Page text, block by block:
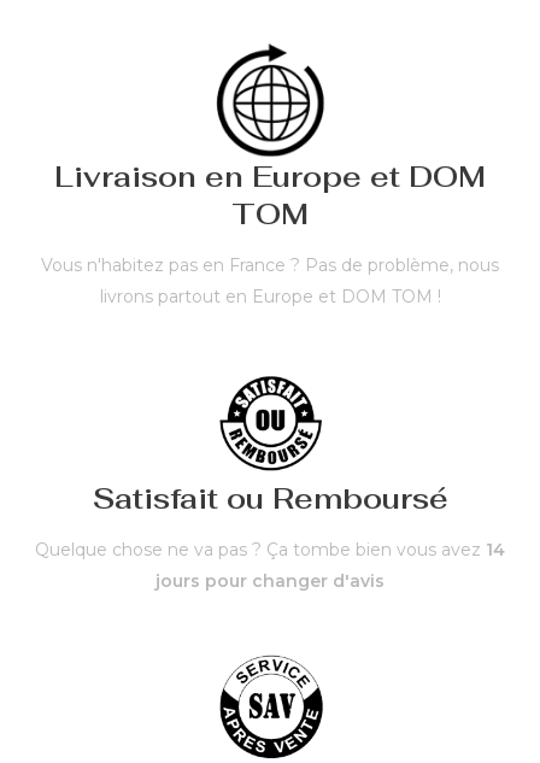
Livraison en Europe et DOM
TOM
Vous n'habitez pas en France ? Pas de problème, nous
livrons partout en Europe et DOM TOM !
Satisfait ou Remboursé
Quelque chose ne va pas ? Ça tombe bien vous avez 14
jours pour changer d'avis